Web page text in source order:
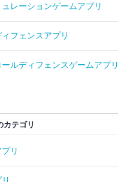
レーションゲームアプリ
フェンスアプリ
ルディフェンスゲームアプリ
カテゴリ
リ